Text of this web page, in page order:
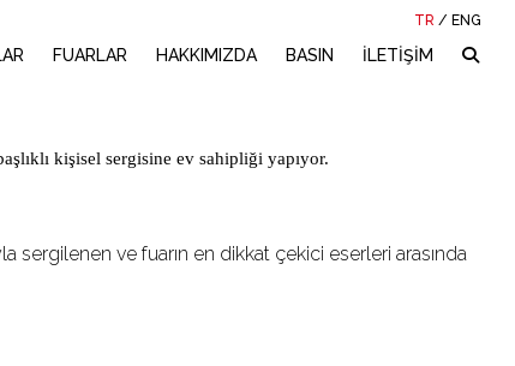
TR / ENG
FUARLAR HAKKIMIZDA BASIN İLETİŞİM
kişisel sergisine ev sahipliği yapıyor.
sergilenen ve fuarın en dikkat çekici eserleri arasında